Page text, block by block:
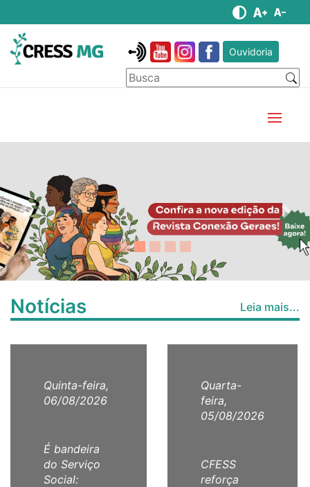
Ouvidoria
Anterior
Notícias Leia mais...
Quinta-feira,
06/08/2026
É bandeira
do Serviço
Social:
Quarta-
feira,
05/08/2026
CFESS
reforça